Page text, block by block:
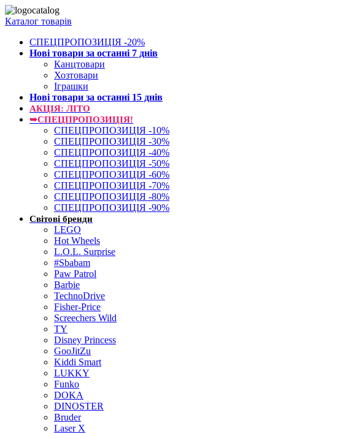
Каталог товарів
СПЕЦПРОПОЗИЦІЯ -20%
Нові товари за останнi 7 днiв
Канцтовари
Хозтовари
Іграшки
Нові товари за останнi 15 днiв
АКЦІЯ: ЛІТО
➥СПЕЦПРОПОЗИЦІЯ!
СПЕЦПРОПОЗИЦІЯ -10%
СПЕЦПРОПОЗИЦІЯ -30%
СПЕЦПРОПОЗИЦІЯ -40%
СПЕЦПРОПОЗИЦІЯ -50%
СПЕЦПРОПОЗИЦІЯ -60%
СПЕЦПРОПОЗИЦІЯ -70%
СПЕЦПРОПОЗИЦІЯ -80%
СПЕЦПРОПОЗИЦІЯ -90%
Світові бренди
LEGO
Hot Wheels
L.O.L. Surprise
#Sbabam
Paw Patrol
Barbie
TechnoDrive
Fisher-Price
Screechers Wild
TY
Disney Princess
GooJitZu
Kiddi Smart
LUKKY
Funko
DOKA
DINOSTER
Bruder
Laser X